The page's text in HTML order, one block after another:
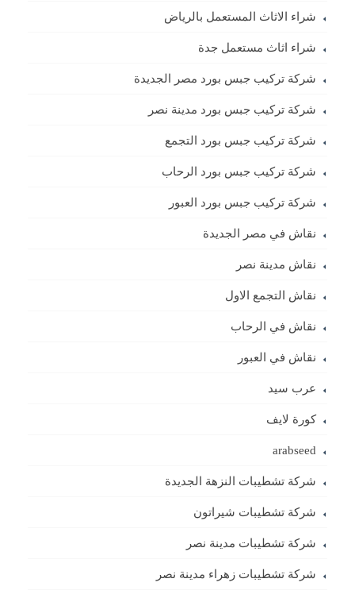
شراء الاثاث المستعمل بالرياض
شراء اثاث مستعمل جدة
شركة تركيب جبس بورد مصر الجديدة
شركة تركيب جبس بورد مدينة نصر
شركة تركيب جبس بورد التجمع
شركة تركيب جبس بورد الرحاب
شركة تركيب جبس بورد العبور
نقاش في مصر الجديدة
نقاش مدينة نصر
نقاش التجمع الاول
نقاش في الرحاب
نقاش في العبور
عرب سيد
كورة لايف
arabseed
شركة تشطيبات النزهة الجديدة
شركة تشطيبات شيراتون
شركة تشطيبات مدينة نصر
شركة تشطيبات زهراء مدينة نصر